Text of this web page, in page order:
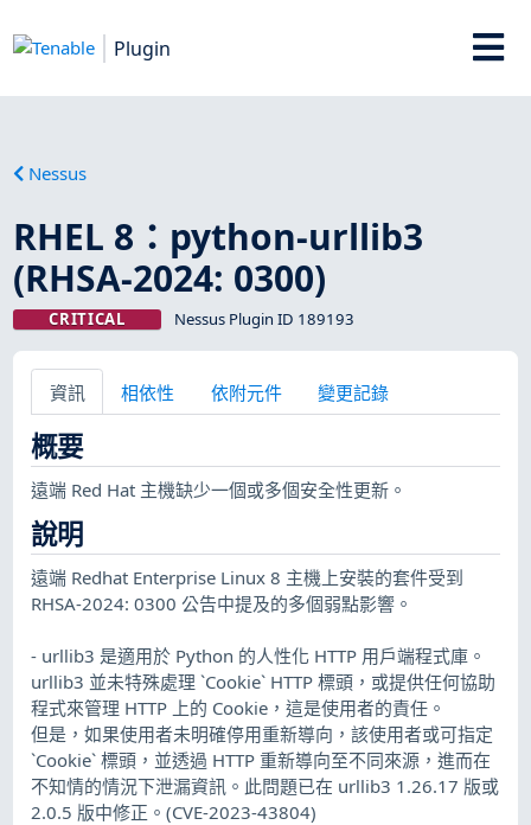
Plugin
Nessus
RHEL 8：python-urllib3
(RHSA-2024: 0300)
CRITICAL Nessus Plugin ID 189193
資訊 相依性 依附元件 變更記錄
概要
遠端 Red Hat 主機缺少一個或多個安全性更新。
說明
遠端 Redhat Enterprise Linux 8 主機上安裝的套件受到
RHSA-2024: 0300 公告中提及的多個弱點影響。
- urllib3 是適用於 Python 的人性化 HTTP 用戶端程式庫。
urllib3 並未特殊處理 `Cookie` HTTP 標頭，或提供任何協助
程式來管理 HTTP 上的 Cookie，這是使用者的責任。
但是，如果使用者未明確停用重新導向，該使用者或可指定
`Cookie` 標頭，並透過 HTTP 重新導向至不同來源，進而在
不知情的情況下泄漏資訊。此問題已在 urllib3 1.26.17 版或
2.0.5 版中修正。(CVE-2023-43804)